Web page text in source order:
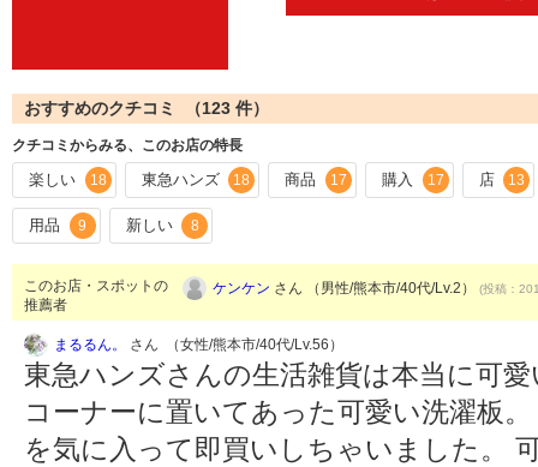
おすすめのクチコミ （123 件）
クチコミからみる、このお店の特長
楽しい 18 東急ハンズ 18 商品 17 購入 17 店 13
用品 9 新しい 8
このお店・スポットの
推薦者
ケンケン さん （男性/熊本市/40代/Lv.2） (投稿：
まるるん。 さん （女性/熊本市/40代/Lv.56）
東急ハンズさんの生活雑貨は本当に可
コーナーに置いてあった可愛い洗濯板
を気に入って即買いしちゃいました。